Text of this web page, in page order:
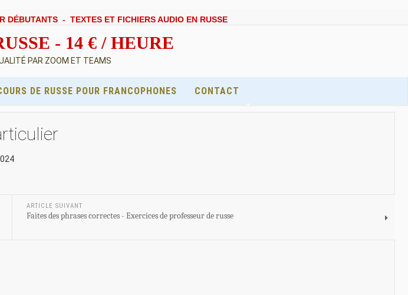
DÉBUTANTS - TEXTES ET FICHIERS AUDIO EN RUSSE
- 14 € / HEURE
PAR ZOOM ET TEAMS
DE RUSSE POUR FRANCOPHONES CONTACT
ARTICLE SUIVANT
Faites des phrases correctes - Exercices de professeur de russe